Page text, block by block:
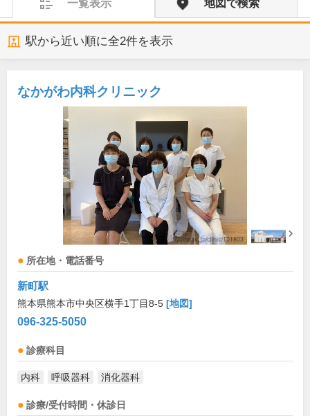
一覧表示 地図で検索
駅から近い順に全2件を表示
なかがわ内科クリニック
所在地・電話番号
新町駅
熊本県熊本市中央区横手1丁目8-5 [地図]
096-325-5050
診療科目
内科 呼吸器科 消化器科
診療/受付時間・休診日